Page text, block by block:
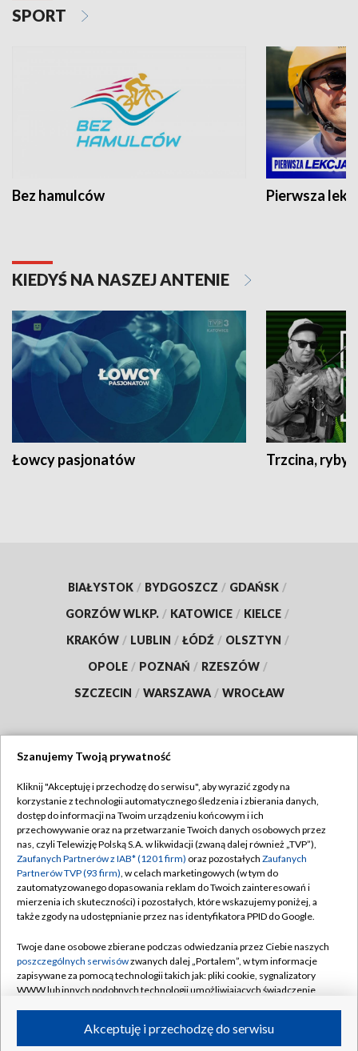
SPORT
Bez hamulców Pierwsza
KIEDYŚ NA NASZEJ ANTENIE
Łowcy pasjonatów Trzcina, ryby
BIAŁYSTOK / BYDGOSZCZ / GDAŃSK /
GORZÓW WLKP. / KATOWICE / KIELCE /
KRAKÓW / LUBLIN / ŁÓDŹ / OLSZTYN /
OPOLE / POZNAŃ / RZESZÓW /
SZCZECIN / WARSZAWA / WROCŁAW
TVP
Abonament TVP
Emisja w TVP
Centrum informacji TVP
Naziemna Telewizja Cyfrowa
Rada Programowa
System NOS
Informacje o nadawcy
Program dla prasy
Regulamin TVP
Polityka prywatności
Moje zgody
Pomoc
Kontakt
Kanały
Szanujemy Twoją prywatność
Kliknij "Akceptuję i przechodzę do serwisu", aby wyrazić zgody na
korzystanie z technologii automatycznego śledzenia i zbierania danych,
dostęp do informacji na Twoim urządzeniu końcowym i ich
przechowywanie oraz na przetwarzanie Twoich danych osobowych przez
nas, czyli Telewizję Polską S.A. w likwidacji (zwaną dalej również „TVP”),
Zaufanych Partnerów z IAB* (1201 firm) oraz pozostałych Zaufanych
Partnerów TVP (93 firm), w celach marketingowych (w tym do
zautomatyzowanego dopasowania reklam do Twoich zainteresowań i
mierzenia ich skuteczności) i pozostałych, które wskazujemy poniżej, a
także zgody na udostępnianie przez nas identyfikatora PPID do Google.
Twoje dane osobowe zbierane podczas odwiedzania przez Ciebie naszych
poszczególnych serwisówzwanych dalej „Portalem”, w tym informacje
zapisywane za pomocą technologii takich jak: pliki cookie, sygnalizatory
WWW lub innych podobnych technologii umożliwiających świadczenie
ruchu w Internecie.Akceptuję i przechodzę do serwisu